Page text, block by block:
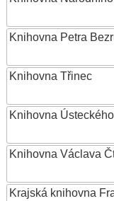
Knihovna Petra
Knihovna Třinec
Knihovna
Knihovna Václava
Krajská knihovna